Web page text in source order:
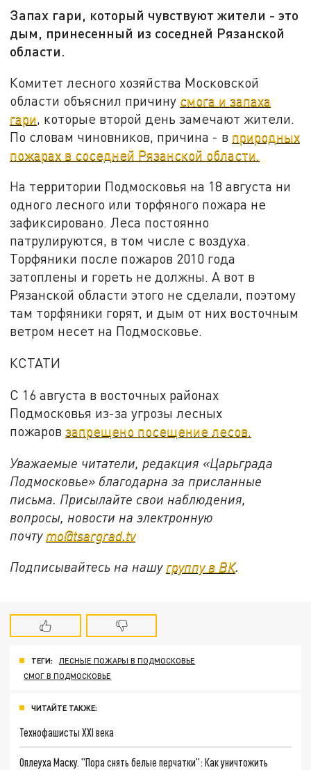
Запах гари, который чувствуют жители - это
дым, принесенный из соседней Рязанской
области.
Комитет лесного хозяйства Московской
области объяснил причину смога и запаха
гари, которые второй день замечают жители.
По словам чиновников, причина - в природных
пожарах в соседней Рязанской области.
На территории Подмосковья на 18 августа ни
одного лесного или торфяного пожара не
зафиксировано. Леса постоянно
патрулируются, в том числе с воздуха.
Торфяники после пожаров 2010 года
затоплены и гореть не должны. А вот в
Рязанской области этого не сделали, поэтому
там торфяники горят, и дым от них восточным
ветром несет на Подмосковье.
КСТАТИ
С 16 августа в восточных районах
Подмосковья из-за угрозы лесных
пожаровзапрещено посещение лесов.
Уважаемые читатели, редакция «Царьграда
Подмосковье» благодарна за присланные
письма. Присылайте свои наблюдения,
вопросы, новости на электронную
почту mo@tsargrad.tv
Подписывайтесь на нашу группу в ВК.
ТЕГИ:
ЛЕСНЫЕ ПОЖАРЫ В ПОДМОСКОВЬЕ
СМОГ В ПОДМОСКОВЬЕ
ЧИТАЙТЕ ТАКЖЕ:
Технофашисты XXI века
Оплеуха Маску. "Пора снять белые перчатки": Как уничтожить